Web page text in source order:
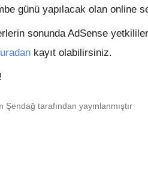
günü yapılacak olan online
sonunda AdSense
kayıt olabilirsiniz.
Şendağ tarafından yayınlanmıştır